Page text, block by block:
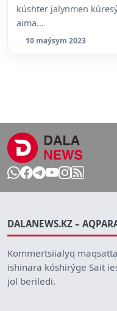
kúshter jalynmen
aima...
10 maýsym 2023
DALANEWS.KZ –
Kommertsiialyq
ishinara kóshirýge Sait
jol beriledi.